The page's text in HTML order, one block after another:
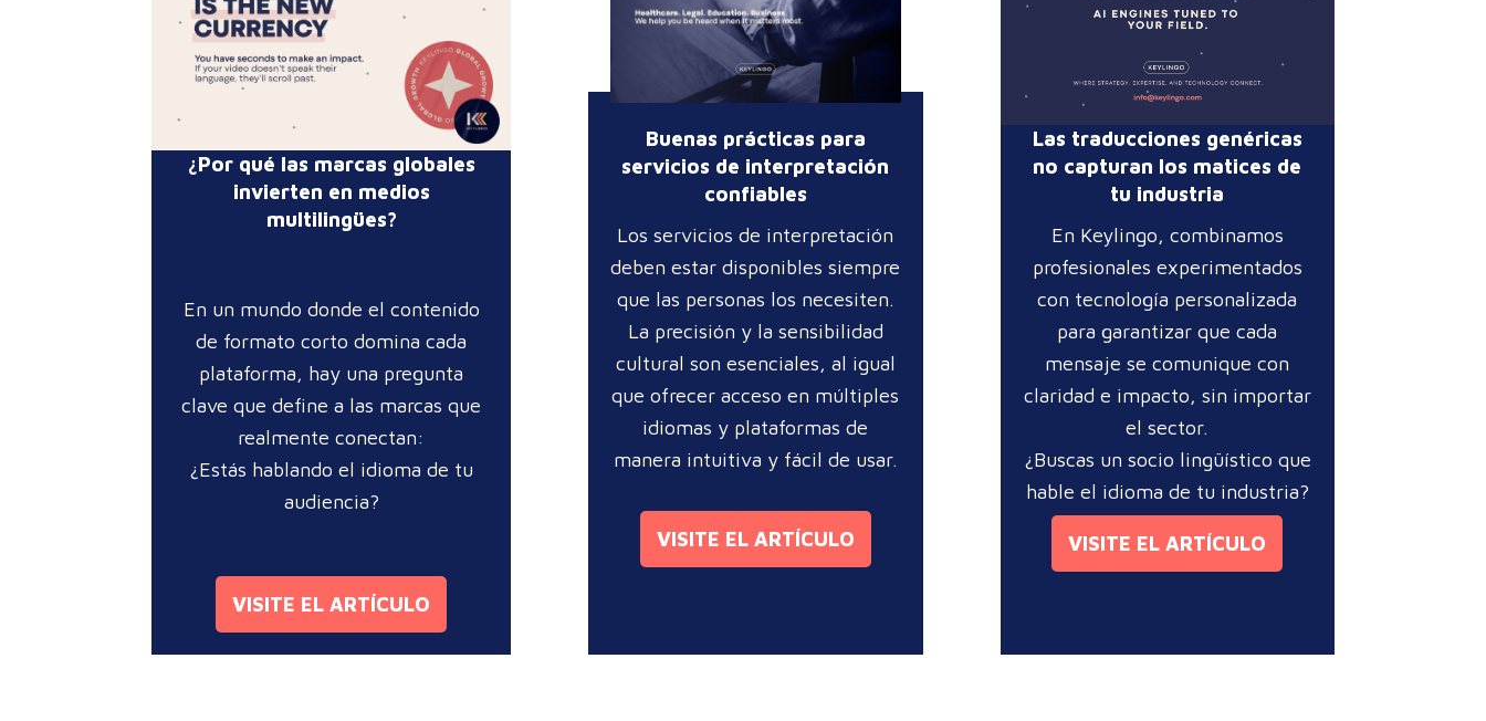
¿Por qué las marcas globales
invierten en medios
multilingües?
En un mundo donde el contenido
de formato corto domina cada
plataforma, hay una pregunta
clave que define a las marcas que
realmente conectan:
¿Estás hablando el idioma de tu
audiencia?
VISITE EL ARTÍCULO
Buenas prácticas para
servicios de interpretación
confiables
Los servicios de interpretación
deben estar disponibles siempre
que las personas los necesiten.
La precisión y la sensibilidad
cultural son esenciales, al igual
que ofrecer acceso en múltiples
idiomas y plataformas de
manera intuitiva y fácil de usar.
VISITE EL ARTÍCULO
Las traducciones genéricas
no capturan los matices de
tu industria
En Keylingo, combinamos
profesionales experimentados
con tecnología personalizada
para garantizar que cada
mensaje se comunique con
claridad e impacto, sin importar
el sector.
¿Buscas un socio lingüístico que
hable el idioma de tu industria?
VISITE EL ARTÍCULO